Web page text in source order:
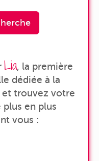
Lia, la première
dédiée à la
trouvez votre
en plus
vous :